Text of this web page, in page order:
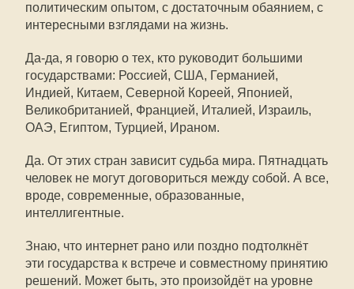
политическим опытом, с достаточным обаянием, с
интересными взглядами на жизнь.
Да-да, я говорю о тех, кто руководит большими
государствами: Россией, США, Германией,
Индией, Китаем, Северной Кореей, Японией,
Великобританией, Францией, Италией, Израиль,
ОАЭ, Египтом, Турцией, Ираном.
Да. От этих стран зависит судьба мира. Пятнадцать
человек не могут договориться между собой. А все,
вроде, современные, образованные,
интеллигентные.
Знаю, что интернет рано или поздно подтолкнёт
эти государства к встрече и совместному принятию
решений. Может быть, это произойдёт на уровне